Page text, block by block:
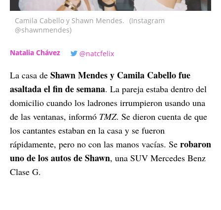
Camila Cabello y Shawn Mendes. (Instagram
@shawnmendes)
Natalia Chávez @natcfelix
La casa de Shawn Mendes y Camila Cabello fue
asaltada el fin de semana. La pareja estaba dentro del
domicilio cuando los ladrones irrumpieron usando una
de las ventanas, informó TMZ. Se dieron cuenta de que
los cantantes estaban en la casa y se fueron
rápidamente, pero no con las manos vacías. Se robaron
uno de los autos de Shawn, una SUV Mercedes Benz
Clase G.